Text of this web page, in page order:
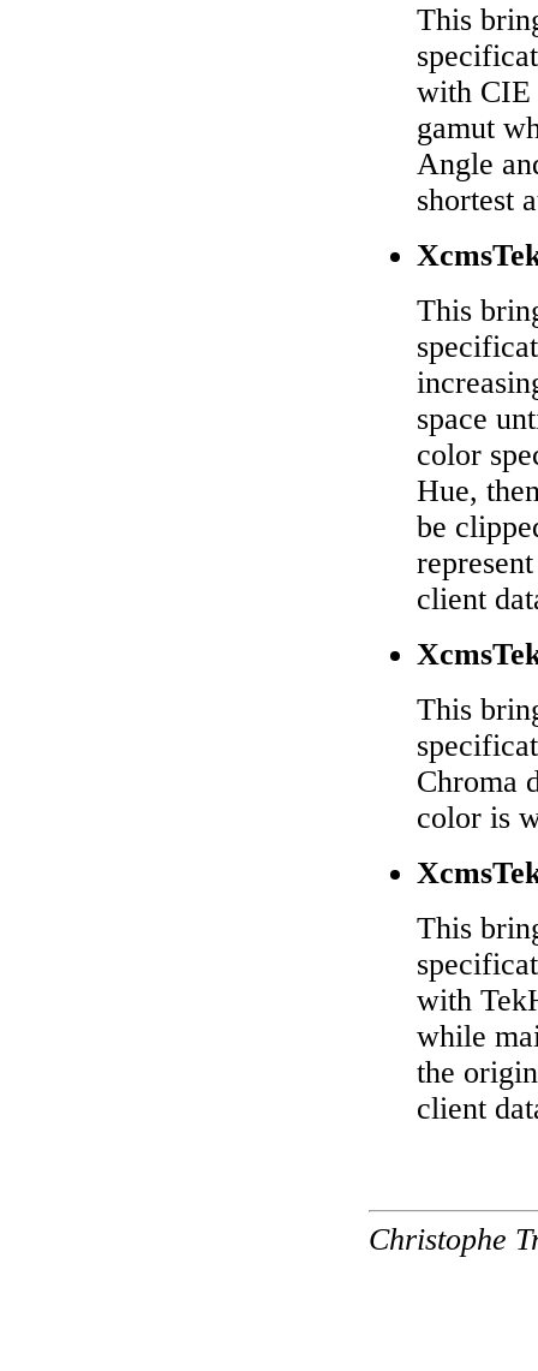
This
with
gamut
Angle
shortest
This
space
color
Hue,
be
client
This
Chroma
color is
This
with
while
the
client
Christophe